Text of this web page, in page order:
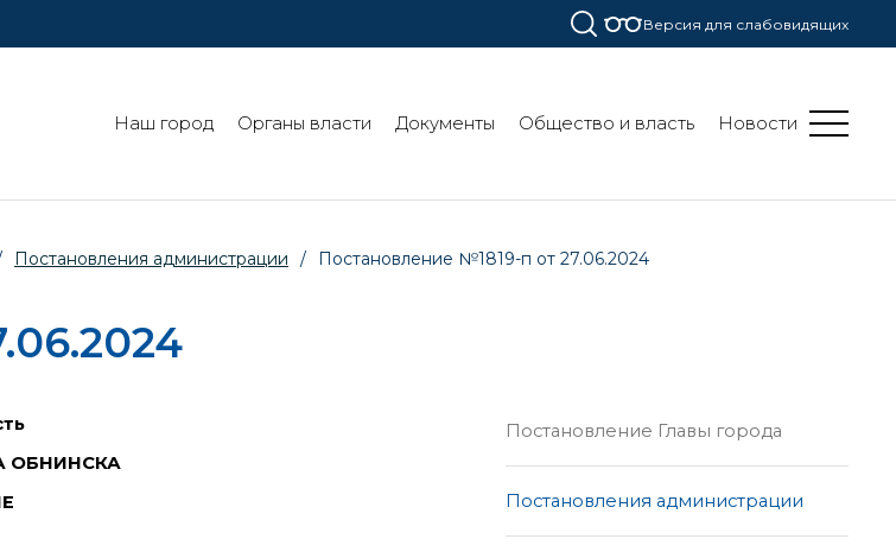
Версия для слабовидящих
Наш город Органы власти Документы Общество и власть Новости
Постановления администрации / Постановление №1819-п от 27.06.2024
ОБНИНСКА
Постановление Главы города
Постановления администрации